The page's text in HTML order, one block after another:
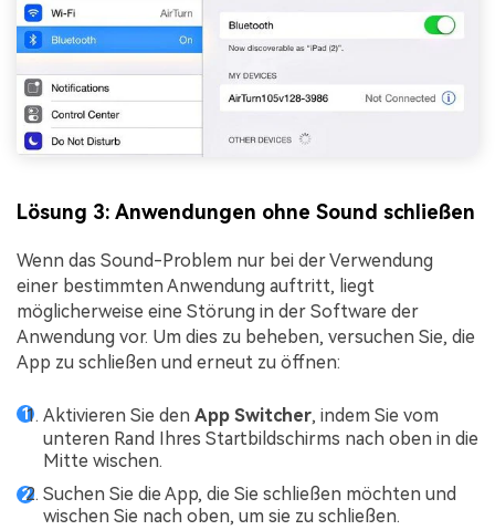
Lösung 3: Anwendungen ohne Sound schließen
Wenn das Sound-Problem nur bei der Verwendung
einer bestimmten Anwendung auftritt, liegt
möglicherweise eine Störung in der Software der
Anwendung vor. Um dies zu beheben, versuchen Sie, die
App zu schließen und erneut zu öffnen:
Aktivieren Sie den App Switcher, indem Sie vom
unteren Rand Ihres Startbildschirms nach oben in die
Mitte wischen.
Suchen Sie die App, die Sie schließen möchten und
wischen Sie nach oben, um sie zu schließen.